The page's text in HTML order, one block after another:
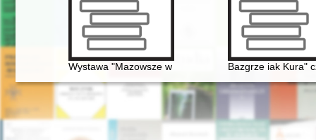
Wystawa "Mazowsze w czasach Chopina" -Bazgrze iak Kura"